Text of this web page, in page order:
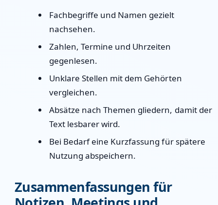
Fachbegriffe und Namen gezielt
nachsehen.
Zahlen, Termine und Uhrzeiten
gegenlesen.
Unklare Stellen mit dem Gehörten
vergleichen.
Absätze nach Themen gliedern, damit der
Text lesbarer wird.
Bei Bedarf eine Kurzfassung für spätere
Nutzung abspeichern.
Zusammenfassungen für